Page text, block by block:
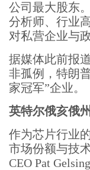
公司最大股东
分析师、行业
对私营企业与
据媒体此前报
非孤例，特朗
家冠军”企业。
英特尔俄亥俄
作为芯片行业
市场份额与技
CEO Pat